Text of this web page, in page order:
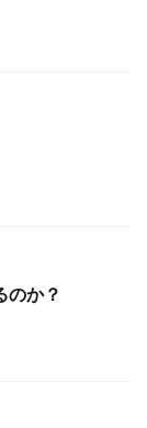
のか？